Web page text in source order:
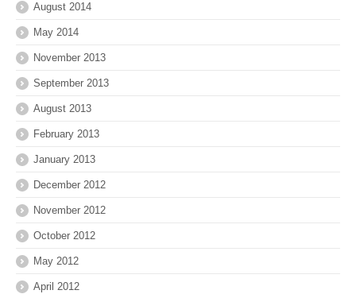
August 2014
May 2014
November 2013
September 2013
August 2013
February 2013
January 2013
December 2012
November 2012
October 2012
May 2012
April 2012